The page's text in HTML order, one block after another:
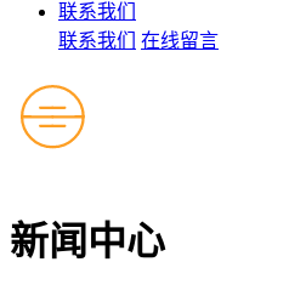
联系我们
联系我们
在线留言
新闻中心